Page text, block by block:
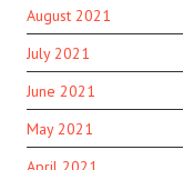
August 2021
July 2021
June 2021
May 2021